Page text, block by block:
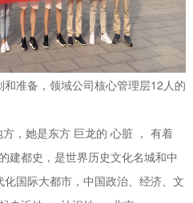
准备，领域公司核心管理层12人的
，她是东方 巨龙的 心脏 ， 有着
建都史，是世界历史文化名城和中
国际大都市，中国政治、经济、文